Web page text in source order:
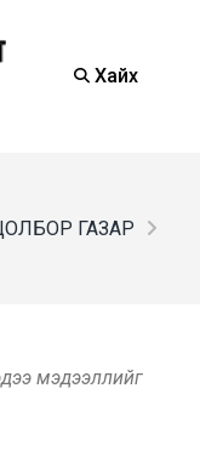
Хайх
ГАЗАР
мэдээллийг